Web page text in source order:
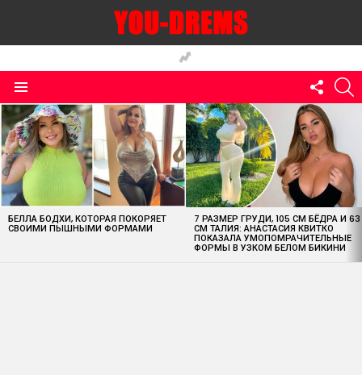
US
MOST
VIEWED
STORIES
БЕЛЛА БОДХИ, КОТОРАЯ ПОКОРЯЕТ
СВОИМИ ПЫШНЫМИ ФОРМАМИ
7 РАЗМЕР ГРУДИ, 105 СМ БЁДРА И 63
СМ ТАЛИЯ: АНАСТАСИЯ КВИТКО
ПОКАЗАЛА УМОПОМРАЧИТЕЛЬНЫЕ
ФОРМЫ В УЗКОМ БЕЛОМ БИКИНИ